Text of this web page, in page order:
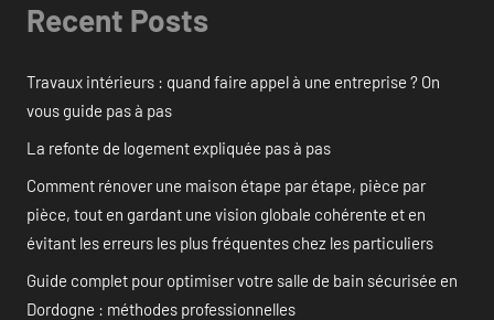
Recent Posts
Travaux intérieurs : quand faire appel à une entreprise ? On
vous guide pas à pas
La refonte de logement expliquée pas à pas
Comment rénover une maison étape par étape, pièce par
pièce, tout en gardant une vision globale cohérente et en
évitant les erreurs les plus fréquentes chez les particuliers
Guide complet pour optimiser votre salle de bain sécurisée en
Dordogne : méthodes professionnelles